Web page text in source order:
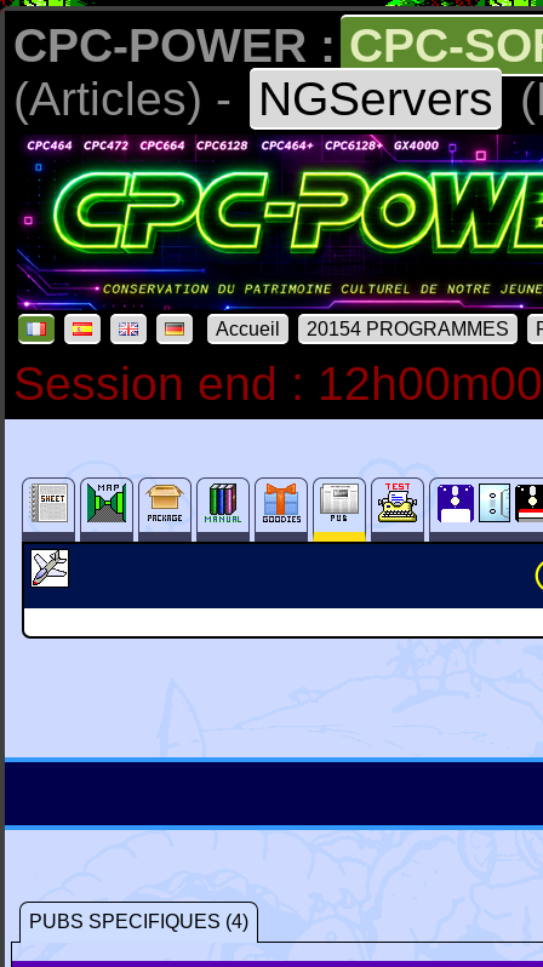
CPC-POWER : CPC-
(Articles) -
NGServers
Accueil 20154 PROGRAMMES
Session end :
PUBS SPECIFIQUES (4)